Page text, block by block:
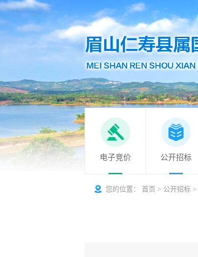
电子竞价 公开招标
您的位置： 首页 > 公开招标 >